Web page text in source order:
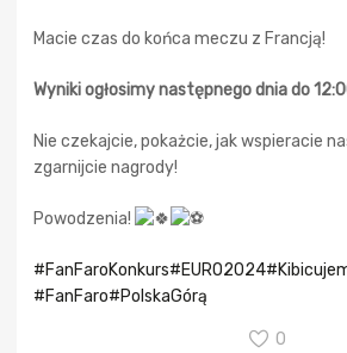
Macie czas do końca meczu z Francją!
Wyniki ogłosimy następnego dnia do
Nie czekajcie, pokażcie, jak wspieracie
zgarnijcie nagrody!
Powodzenia!
#FanFaroKonkurs#EURO2024
#FanFaro#PolskaGórą
0